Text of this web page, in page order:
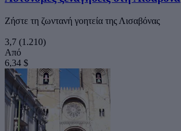
Ζήστε τη ζωντανή γοητεία της Λισαβόνας
3,7 (1.210)
Από
6,34 $